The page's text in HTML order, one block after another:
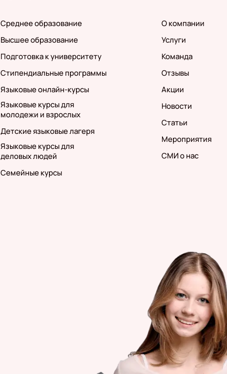
Среднее образование
Высшее образование
Подготовка к университету
Стипендиальные программы
Языковые онлайн-курсы
Языковые курсы для
молодежи и взрослых
Детские языковые лагеря
Языковые курсы для
деловых людей
Семейные курсы
О компании
Услуги
Команда
Отзывы
Акции
Новости
Статьи
Мероприятия
СМИ о нас